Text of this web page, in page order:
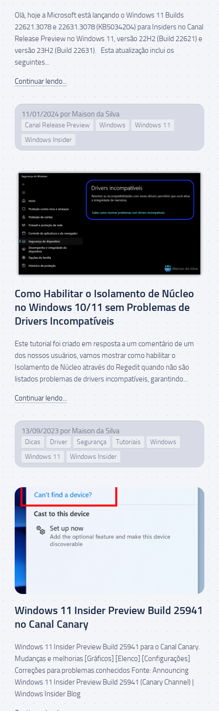
Olá, hoje a Microsoft está lançando o Windows 11 Builds
22621.3078 e 22631.3078 (KB5034204) para Insiders no Canal
Release Preview no Windows 11, versão 22H2 (Build 22621) e
versão 23H2 (Build 22631). Esta atualização inclui os
seguintes...
Continuar lendo...
11/01/2024 por Maison da Silva
Canal Release Preview Windows
Windows 11
Windows Insider
Como Habilitar o Isolamento de Núcleo
no Windows 10/11 sem Problemas de
Drivers Incompatíveis
Este tutorial foi criado em resposta a um comentário de um
dos nossos usuários, vamos mostrar como habilitar o
Isolamento de Núcleo através do Regedit quando não são
listados problemas de drivers incompatíveis, garantindo...
Continuar lendo...
13/09/2023 por Maison da Silva
Dicas Driver Segurança Tutoriais
Windows
Windows 11
Windows Insider
Windows 11 Insider Preview Build 25941
no Canal Canary
Windows 11 Insider Preview Build 25941 para o Canal Canary.
Mudanças e melhorias [Gráficos] [Elenco] [Configurações]
Correções para problemas conhecidos Fonte: Announcing
Windows 11 Insider Preview Build 25941 (Canary Channel) |
Windows Insider Blog